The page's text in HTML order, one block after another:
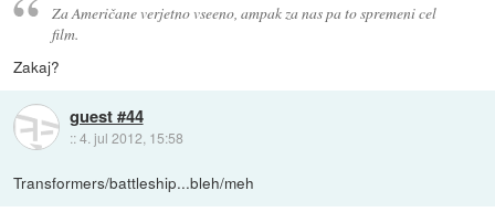
Za Američane verjetno vseeno, ampak za nas pa to spremeni cel
film.
Zakaj?
guest #44
::4. jul 2012, 15:58
Transformers/battleship...bleh/meh